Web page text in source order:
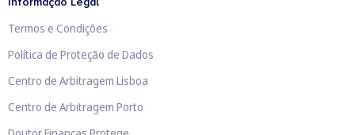
Termos e Condições
Política de Proteção de Dados
Centro de Arbitragem Lisboa
Centro de Arbitragem Porto